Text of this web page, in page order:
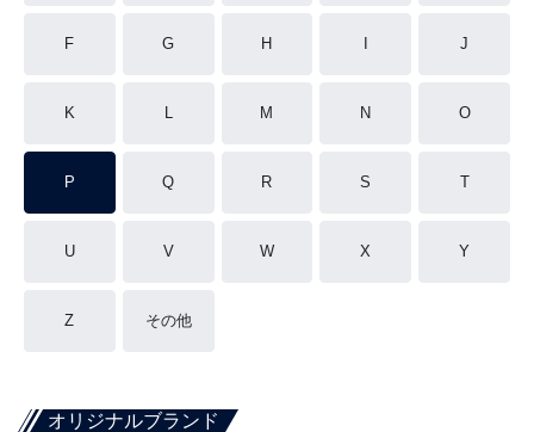
F G H J
K L M N O
P Q R S T
U V W X Y
Z その他
オリジナルブランド